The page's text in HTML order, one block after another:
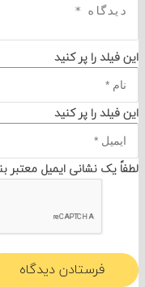
را پر کنید
را پر کنید
نشانی ایمیل معتبر بنویسید.
فرستادن دیدگاه